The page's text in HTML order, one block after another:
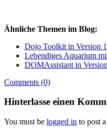
Ähnliche Themen im Blog:
Dojo Toolkit in Version
Lebendiges Aquarium
DOMAssistant in
Comments (0)
Hinterlasse einen
You must be logged in to post